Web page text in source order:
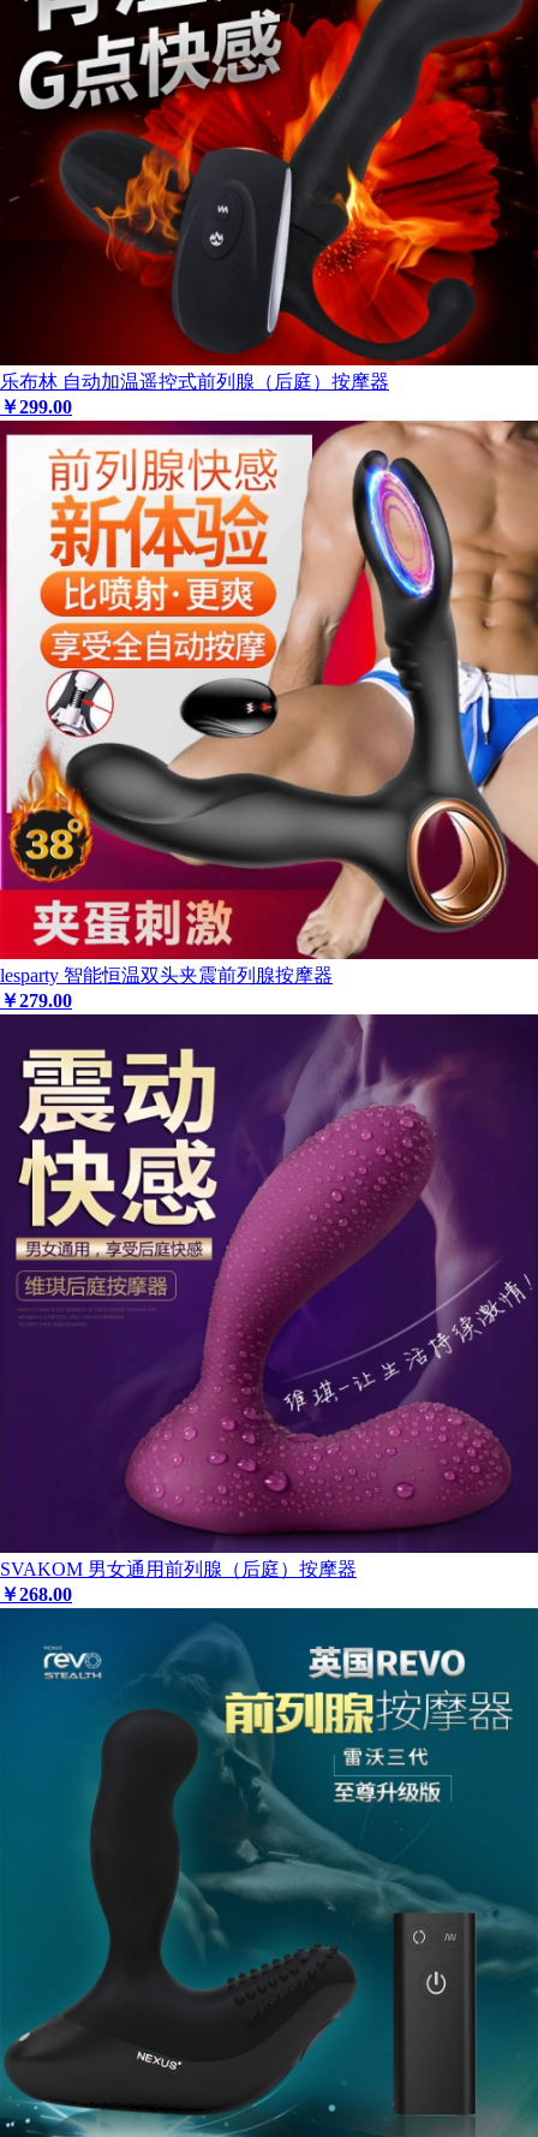
乐布林 自动加温遥控式前列腺（后庭）按摩器
￥299.00
lesparty 智能恒温双头夹震前列腺按摩器
￥279.00
SVAKOM 男女通用前列腺（后庭）按摩器
￥268.00